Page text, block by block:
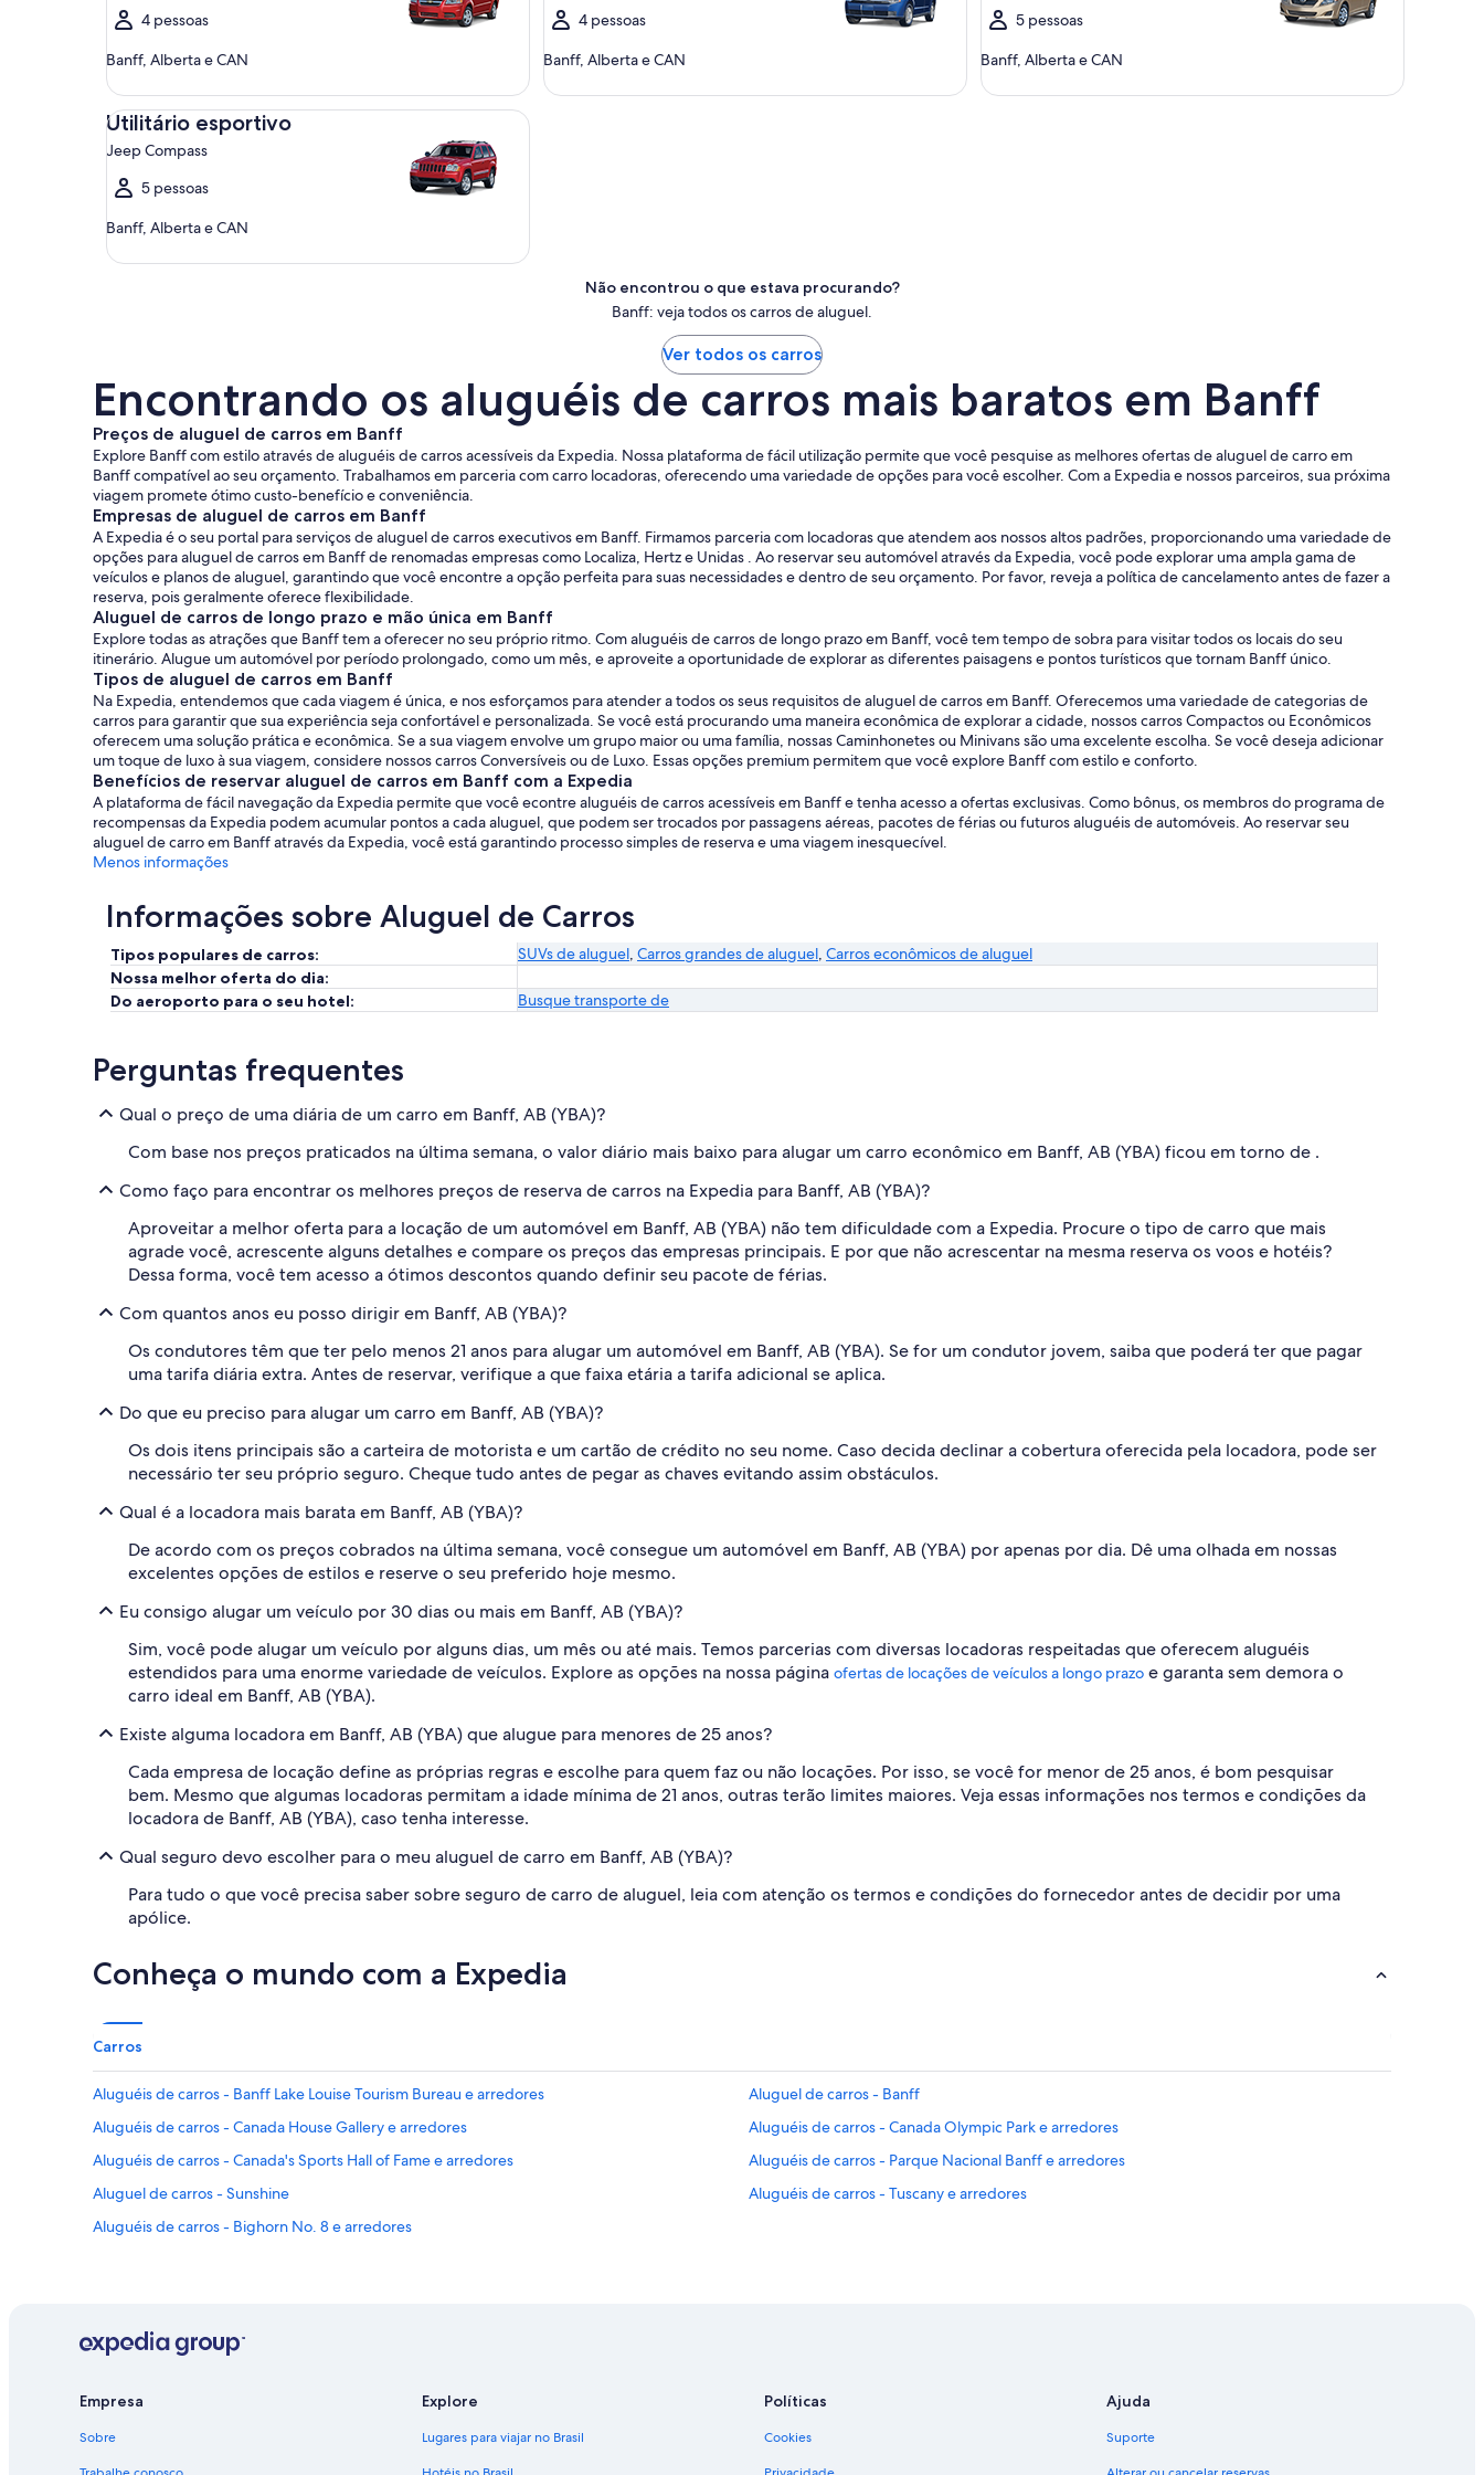
4 pessoas
Banff, Alberta e CAN
4 pessoas
Banff, Alberta e CAN
5 pessoas
Banff, Alberta e CAN
Utilitário esportivo
Jeep Compass
5 pessoas
Banff, Alberta e CAN
Utilitário esportivo Jeep Compass
Não encontrou o que estava procurando?
Banff: veja todos os carros de aluguel.
Ver todos os carros
Encontrando os aluguéis de carros mais baratos em Banff
Preços de aluguel de carros em Banff
Explore Banff com estilo através de aluguéis de carros acessíveis da Expedia. Nossa plataforma de fácil utilização permite que você pesquise as melhores ofertas de aluguel de carro em
Banff compatível ao seu orçamento. Trabalhamos em parceria com carro locadoras, oferecendo uma variedade de opções para você escolher. Com a Expedia e nossos parceiros, sua próxima
viagem promete ótimo custo-benefício e conveniência.
Empresas de aluguel de carros em Banff
A Expedia é o seu portal para serviços de aluguel de carros executivos em Banff. Firmamos parceria com locadoras que atendem aos nossos altos padrões, proporcionando uma variedade de
opções para aluguel de carros em Banff de renomadas empresas como Localiza, Hertz e Unidas . Ao reservar seu automóvel através da Expedia, você pode explorar uma ampla gama de
veículos e planos de aluguel, garantindo que você encontre a opção perfeita para suas necessidades e dentro de seu orçamento. Por favor, reveja a política de cancelamento antes de fazer a
reserva, pois geralmente oferece flexibilidade.
Aluguel de carros de longo prazo e mão única em Banff
Explore todas as atrações que Banff tem a oferecer no seu próprio ritmo. Com aluguéis de carros de longo prazo em Banff, você tem tempo de sobra para visitar todos os locais do seu
itinerário. Alugue um automóvel por período prolongado, como um mês, e aproveite a oportunidade de explorar as diferentes paisagens e pontos turísticos que tornam Banff único.
Tipos de aluguel de carros em Banff
Na Expedia, entendemos que cada viagem é única, e nos esforçamos para atender a todos os seus requisitos de aluguel de carros em Banff. Oferecemos uma variedade de categorias de
carros para garantir que sua experiência seja confortável e personalizada. Se você está procurando uma maneira econômica de explorar a cidade, nossos carros Compactos ou Econômicos
oferecem uma solução prática e econômica. Se a sua viagem envolve um grupo maior ou uma família, nossas Caminhonetes ou Minivans são uma excelente escolha. Se você deseja adicionar
um toque de luxo à sua viagem, considere nossos carros Conversíveis ou de Luxo. Essas opções premium permitem que você explore Banff com estilo e conforto.
Benefícios de reservar aluguel de carros em Banff com a Expedia
A plataforma de fácil navegação da Expedia permite que você econtre aluguéis de carros acessíveis em Banff e tenha acesso a ofertas exclusivas. Como bônus, os membros do programa de
recompensas da Expedia podem acumular pontos a cada aluguel, que podem ser trocados por passagens aéreas, pacotes de férias ou futuros aluguéis de automóveis. Ao reservar seu
aluguel de carro em Banff através da Expedia, você está garantindo processo simples de reserva e uma viagem inesquecível.
Menos informações
Informações sobre Aluguel de Carros
Tipos populares de carros: SUVs de aluguel, Carros grandes de aluguel, Carros econômicos de aluguel
Nossa melhor oferta do dia:
Do aeroporto para o seu hotel:
Busque transporte de
Perguntas frequentes
Qual o preço de uma diária de um carro em Banff, AB (YBA)?
Com base nos preços praticados na última semana, o valor diário mais baixo para alugar um carro econômico em Banff, AB (YBA) ficou em torno de .
Como faço para encontrar os melhores preços de reserva de carros na Expedia para Banff, AB (YBA)?
Aproveitar a melhor oferta para a locação de um automóvel em Banff, AB (YBA) não tem dificuldade com a Expedia. Procure o tipo de carro que mais
agrade você, acrescente alguns detalhes e compare os preços das empresas principais. E por que não acrescentar na mesma reserva os voos e hotéis?
Dessa forma, você tem acesso a ótimos descontos quando definir seu pacote de férias.
Com quantos anos eu posso dirigir em Banff, AB (YBA)?
Os condutores têm que ter pelo menos 21 anos para alugar um automóvel em Banff, AB (YBA). Se for um condutor jovem, saiba que poderá ter que pagar
uma tarifa diária extra. Antes de reservar, verifique a que faixa etária a tarifa adicional se aplica.
Do que eu preciso para alugar um carro em Banff, AB (YBA)?
Os dois itens principais são a carteira de motorista e um cartão de crédito no seu nome. Caso decida declinar a cobertura oferecida pela locadora, pode ser
necessário ter seu próprio seguro. Cheque tudo antes de pegar as chaves evitando assim obstáculos.
Qual é a locadora mais barata em Banff, AB (YBA)?
De acordo com os preços cobrados na última semana, você consegue um automóvel em Banff, AB (YBA) por apenas por dia. Dê uma olhada em nossas
excelentes opções de estilos e reserve o seu preferido hoje mesmo.
Eu consigo alugar um veículo por 30 dias ou mais em Banff, AB (YBA)?
Sim, você pode alugar um veículo por alguns dias, um mês ou até mais. Temos parcerias com diversas locadoras respeitadas que oferecem aluguéis
estendidos para uma enorme variedade de veículos. Explore as opções na nossa página ofertas de locações de veículos a longo prazo e garanta sem demora o
carro ideal em Banff, AB (YBA).
Existe alguma locadora em Banff, AB (YBA) que alugue para menores de 25 anos?
Cada empresa de locação define as próprias regras e escolhe para quem faz ou não locações. Por isso, se você for menor de 25 anos, é bom pesquisar
bem. Mesmo que algumas locadoras permitam a idade mínima de 21 anos, outras terão limites maiores. Veja essas informações nos termos e condições da
locadora de Banff, AB (YBA), caso tenha interesse.
Qual seguro devo escolher para o meu aluguel de carro em Banff, AB (YBA)?
Para tudo o que você precisa saber sobre seguro de carro de aluguel, leia com atenção os termos e condições do fornecedor antes de decidir por uma
apólice.
Conheça o mundo com a Expedia
Carros
Aluguéis de carros - Banff Lake Louise Tourism Bureau e arredores
Aluguel de carros - Banff
Aluguéis de carros - Canada House Gallery e arredores
Aluguéis de carros - Canada Olympic Park e arredores
Aluguéis de carros - Canada's Sports Hall of Fame e arredores
Aluguéis de carros - Parque Nacional Banff e arredores
Aluguel de carros - Sunshine
Aluguéis de carros - Tuscany e arredores
Aluguéis de carros - Bighorn No. 8 e arredores
Empresa
Sobre
Explore
Lugares para viajar no Brasil
Políticas
Cookies
Ajuda
Suporte